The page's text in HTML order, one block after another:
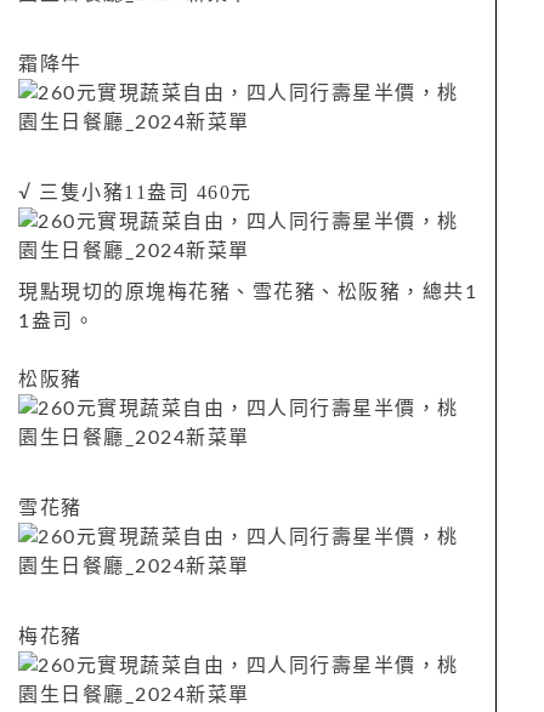
霜降牛
√ 三隻小豬11盎司 460元
現點現切的原塊梅花豬、雪花豬、松阪豬，總共1
1盎司。
松阪豬
雪花豬
梅花豬